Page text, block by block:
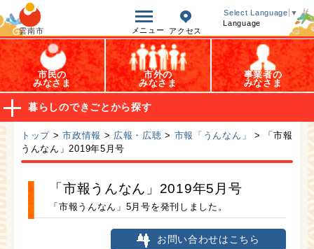
雲南市 メニュー アクセス
Select Language ▼
Language
オープンデータ
市民の
みなさま
市外の
みなさま
事業者の
みなさま
暮らしのできごとから探す
トップ >市政情報 > 広報・広聴 > 市報「うんなん」
> 「市報
うんなん」2019年5月号
「市報うんなん」2019年5月号
「市報うんなん」5月号を発刊しました。
お問い合わせはこちら